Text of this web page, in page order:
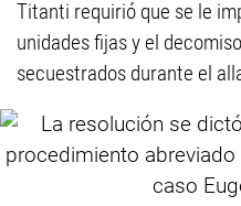
Titanti requirió que se le
unidades fijas y el
secuestrados durante el